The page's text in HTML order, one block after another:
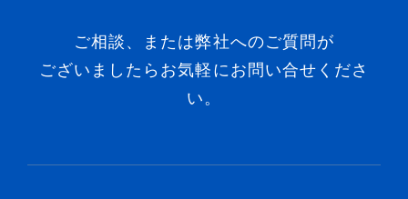
ご相談、または弊社へのご質問が
ございましたらお気軽にお問い合せくださ
い。